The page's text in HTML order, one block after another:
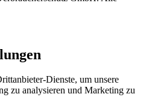
Dienste, um unsere
zu analysieren und Marketing zu